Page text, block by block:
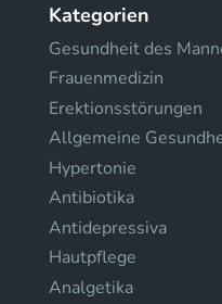
Kategorien
Gesundheit des
Frauenmedizin
Erektionsstörungen
Allgemeine
Hypertonie
Antibiotika
Antidepressiva
Hautpflege
Analgetika